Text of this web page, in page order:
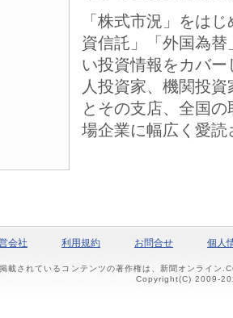
「株式市況」をは
資信託」「外国為
い投資情報をカバ
人投資家、機関投
とその支店、全国
場企業に幅広く愛読
会社 利用規約 お問合せ 個人
載されているコンテンツの著作権は、新聞オンライン
Copyright(C) 2009-